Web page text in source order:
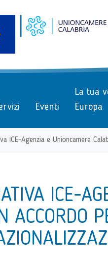
Eventi
La tua
Europa
ICE-Agenzia e Unioncamere
ICE-
ACCORDO